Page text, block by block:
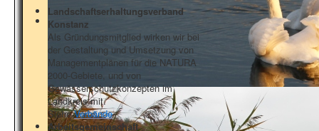
Landschaftserhaltungsverband
Konstanz
Als Gründungsmitglied wirken wir bei
der Gestaltung und Umsetzung von
Managementplänen für die NATURA
2000-Gebiete, und von
Gewässerschutzkonzepten im
Landkreis mit.
SieheVerbände
Arbeitsgemeinschaft